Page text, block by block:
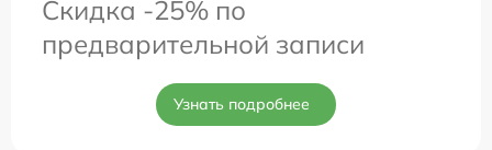
Скидка -25% по
предварительной записи
Узнать подробнее